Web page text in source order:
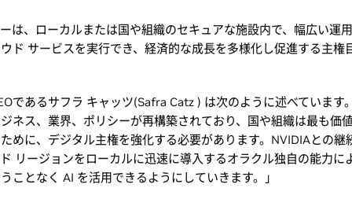
は、ローカルまたは国や組織のセキュアな施設内で、幅広い運
ド サービスを実行でき、経済的な成長を多様化し促進する主権
であるサフラ キャッツ(Safra Catz ) は次のように述べています
ネス、業界、ポリシーが再構築されており、国や組織は最も価
めに、デジタル主権を強化する必要があります。NVIDIAとの継
リージョンをローカルに迅速に導入するオラクル独自の能力に
ことなく AI を活用できるようにしていきます。」